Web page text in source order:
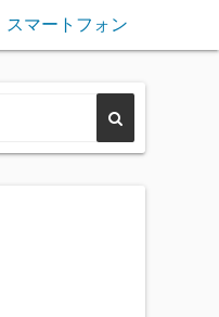
スマートフォン